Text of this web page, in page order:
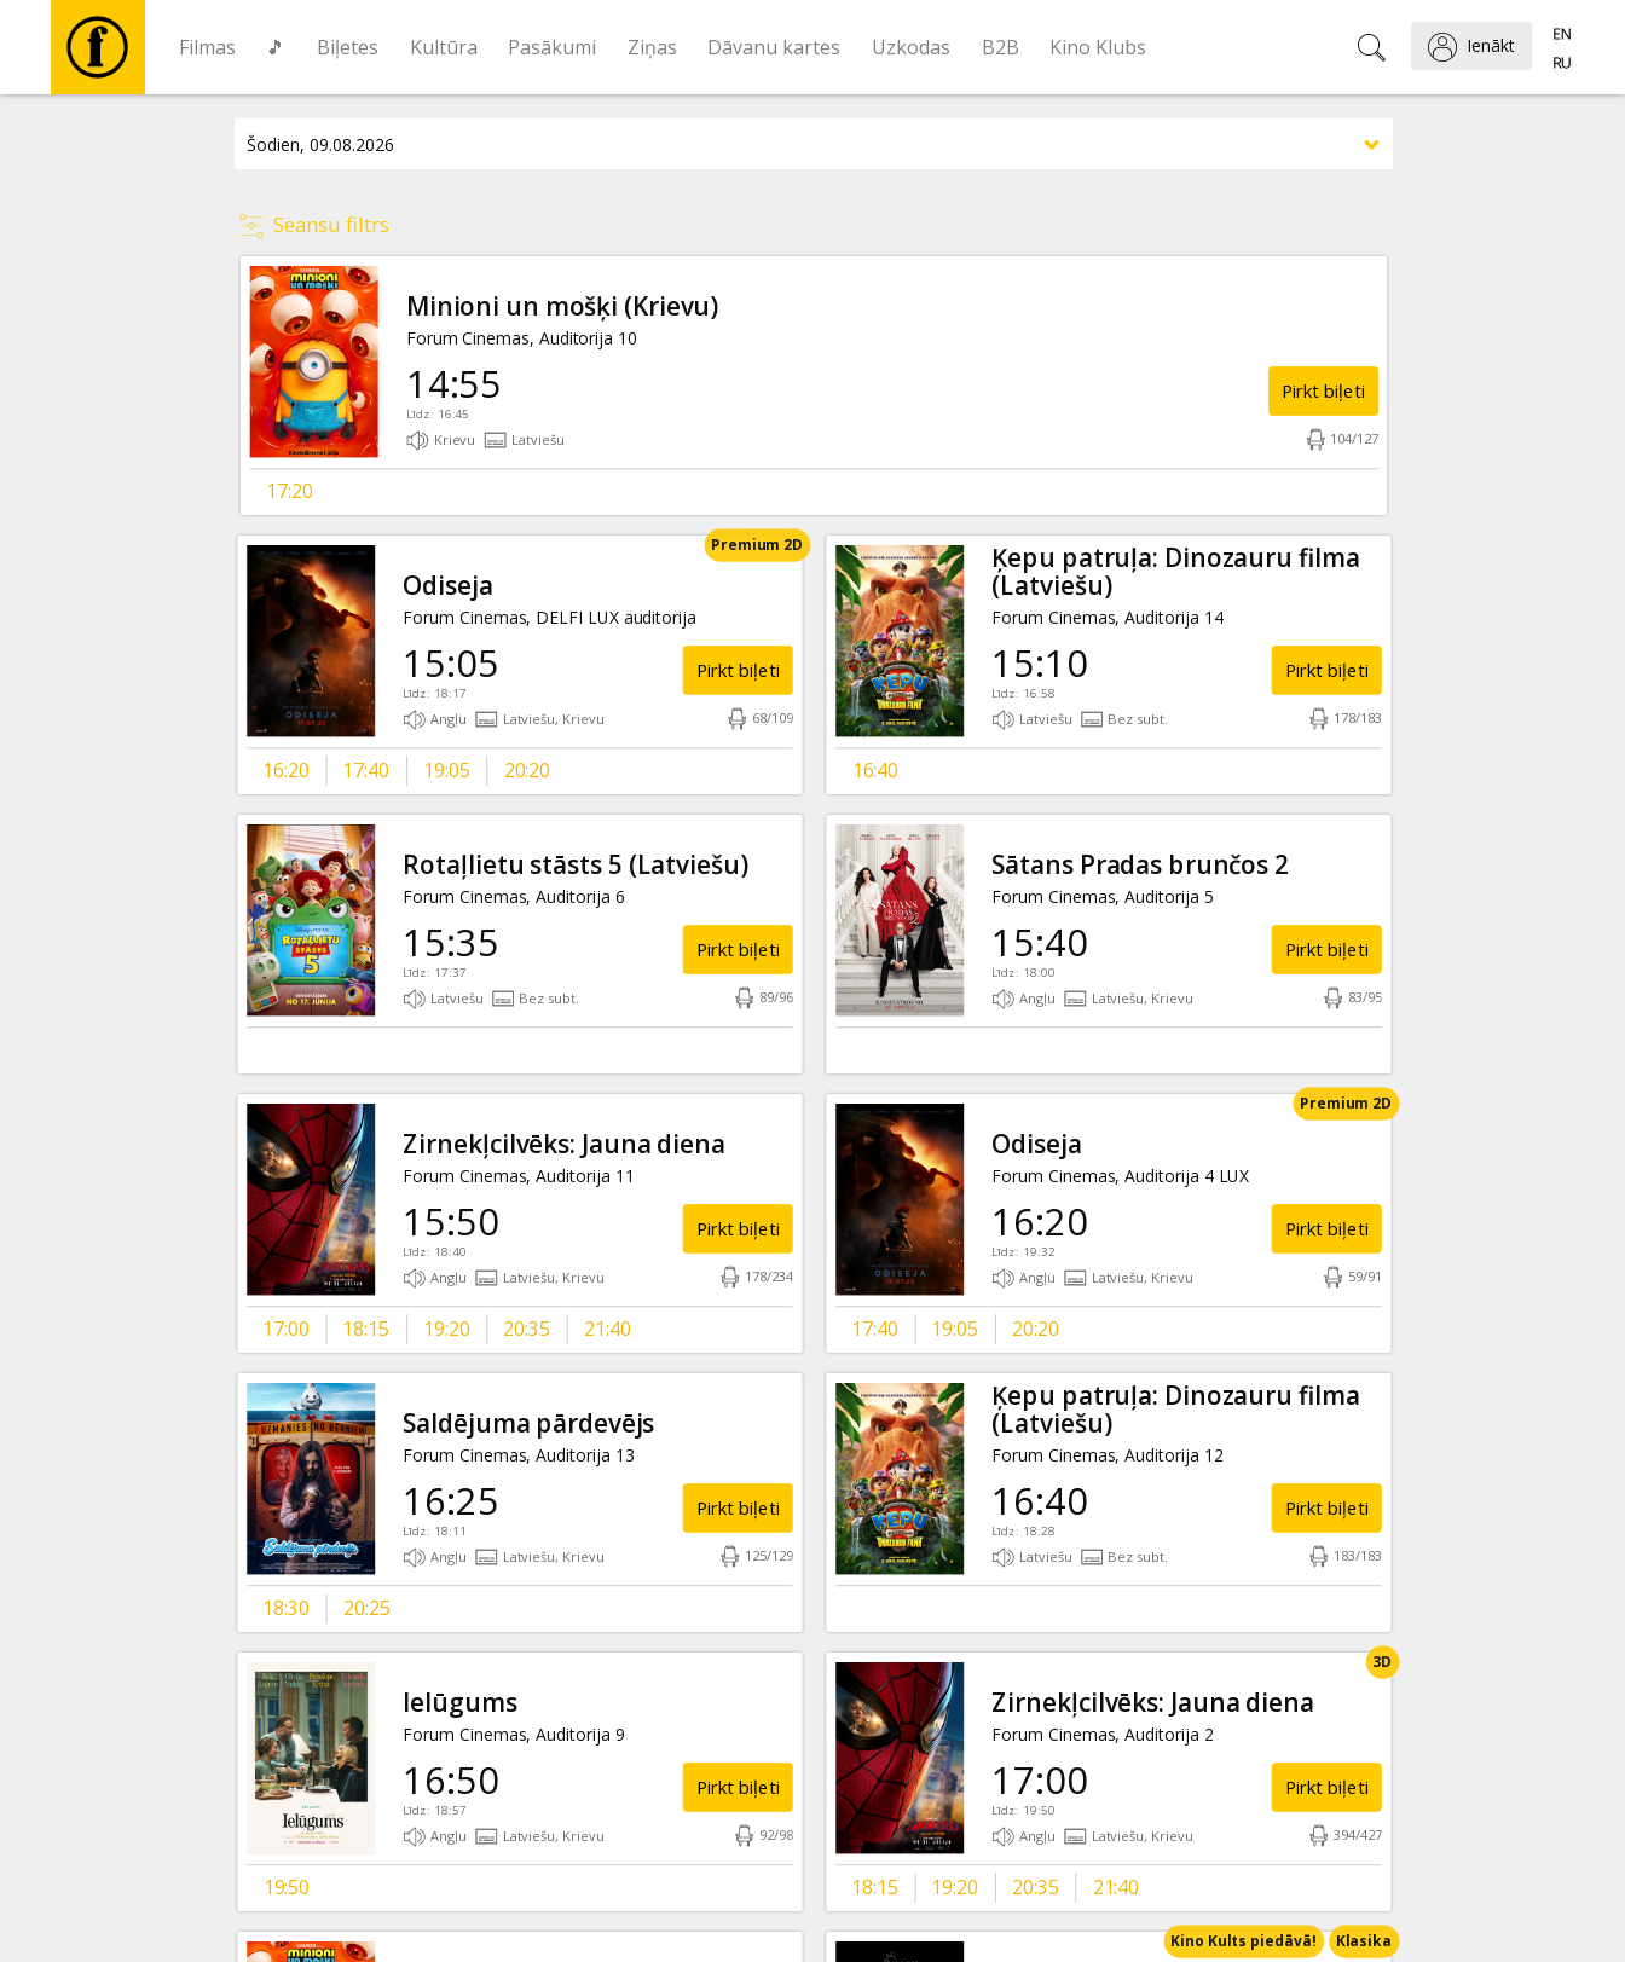
Filmas 🎵 Biļetes Kultūra Pasākumi Ziņas Dāvanu kartes Uzkodas B2B Kino Klubs Ienākt
Seansu filtrs
Minioni un mošķi (Krievu)
Forum Cinemas, Auditorija 10
14:55
Līdz: 16:45
Pirkt biļeti
Krievu Latviešu 104/127
17:20
Odiseja
Forum Cinemas, DELFI LUX auditorija
Premium 2D
15:05
Līdz: 18:17
Pirkt biļeti
Angļu Latviešu, Krievu 68/109
16:20 17:40 19:05 20:20
Ķepu patruļa: Dinozauru filma
(Latviešu)
Forum Cinemas, Auditorija 14
15:10
Līdz: 16:58
Pirkt biļeti
Latviešu Bez subt. 178/183
16:40
Rotaļlietu stāsts 5 (Latviešu)
Forum Cinemas, Auditorija 6
15:35
Līdz: 17:37
Pirkt biļeti
Latviešu Bez subt. 89/96
Sātans Pradas brunčos 2
Forum Cinemas, Auditorija 5
15:40
Līdz: 18:00
Pirkt biļeti
Angļu Latviešu, Krievu 83/95
Zirnekļcilvēks: Jauna diena
Forum Cinemas, Auditorija 11
15:50
Līdz: 18:40
Pirkt biļeti
Angļu Latviešu, Krievu 178/234
17:00 18:15 19:20 20:35 21:40
Odiseja
Forum Cinemas, Auditorija 4 LUX
Premium 2D
16:20
Līdz: 19:32
Pirkt biļeti
Angļu Latviešu, Krievu 59/91
17:40 19:05 20:20
Saldējuma pārdevējs
Forum Cinemas, Auditorija 13
16:25
Līdz: 18:11
Pirkt biļeti
Angļu Latviešu, Krievu 125/129
18:30 20:25
Ķepu patruļa: Dinozauru filma
(Latviešu)
Forum Cinemas, Auditorija 12
16:40
Līdz: 18:28
Pirkt biļeti
Latviešu Bez subt. 183/183
Ielūgums
Forum Cinemas, Auditorija 9
16:50
Līdz: 18:57
Pirkt biļeti
Angļu Latviešu, Krievu 92/98
19:50
Zirnekļcilvēks: Jauna diena
Forum Cinemas, Auditorija 2
3D
17:00
Līdz: 19:50
Pirkt biļeti
Angļu Latviešu, Krievu 394/427
18:15 19:20 20:35 21:40
Kino Kults piedāvā! Klasika